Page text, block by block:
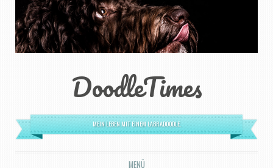
DoodleTimes
MEIN LEBEN MIT EINEM LABRADOODLE.
MENÜ